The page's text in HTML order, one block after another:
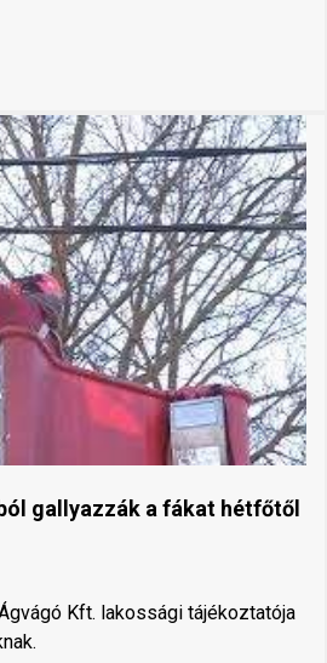
gallyazzák a fákat hétfőtől
Kft. lakossági tájékoztatója